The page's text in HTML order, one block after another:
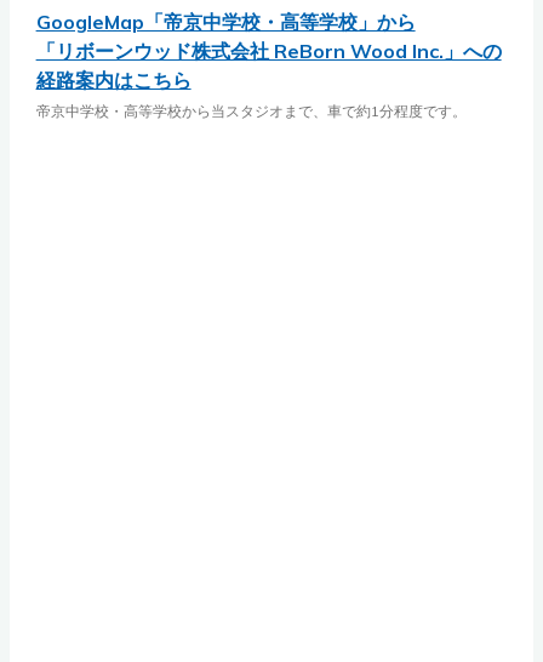
GoogleMap「帝京中学校・高等学校」から
「リボーンウッド株式会社 ReBorn Wood Inc.」への
経路案内はこちら
帝京中学校・高等学校から当スタジオまで、車で約1分程度です。